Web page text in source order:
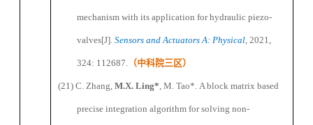
mechanism with its application for hydraulic piezo-
valves[J].Sensors and Actuators A: Physical , 2021,
324: 112687. （中科院三区）
(21) C. Zhang M.X.Ling* M. Tao* A block matrix based
precise integration algorithm for solving non-